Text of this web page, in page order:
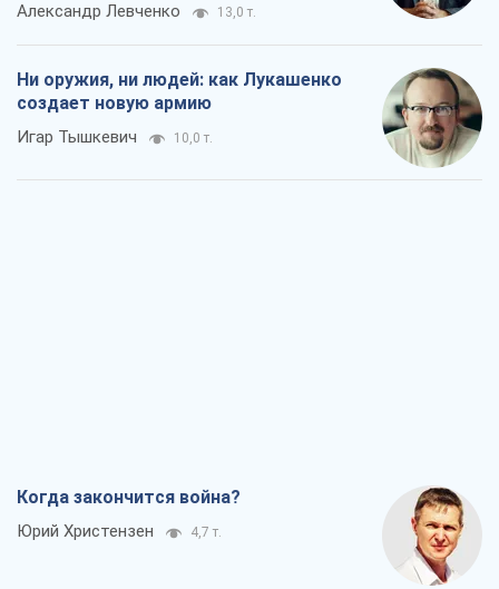
Александр Левченко 13,0 т.
Ни оружия, ни людей: как Лукашенко
создает новую армию
Игар Тышкевич 10,0 т.
Когда закончится война?
Юрий Христензен 4,7 т.